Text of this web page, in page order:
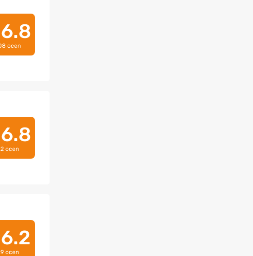
6.8
ocen
6.8
ocen
6.2
ocen